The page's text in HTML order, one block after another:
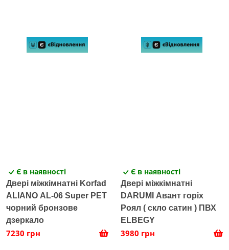
Є в наявності
Двері міжкімнатні Korfad
ALIANO AL-06 Super PET
чорний бронзове
дзеркало
7230 грн
Є в наявності
Двері міжкімнатні
DARUMI Авант горіх
Роял ( скло сатин ) ПВХ
ELBEGY
3980 грн